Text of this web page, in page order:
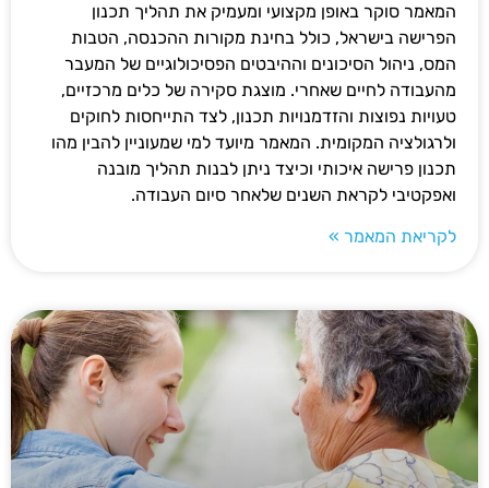
המאמר סוקר באופן מקצועי ומעמיק את תהליך תכנון
הפרישה בישראל, כולל בחינת מקורות ההכנסה, הטבות
המס, ניהול הסיכונים וההיבטים הפסיכולוגיים של המעבר
מהעבודה לחיים שאחרי. מוצגת סקירה של כלים מרכזיים,
טעויות נפוצות והזדמנויות תכנון, לצד התייחסות לחוקים
ולרגולציה המקומית. המאמר מיועד למי שמעוניין להבין מהו
תכנון פרישה איכותי וכיצד ניתן לבנות תהליך מובנה
ואפקטיבי לקראת השנים שלאחר סיום העבודה.
לקריאת המאמר »